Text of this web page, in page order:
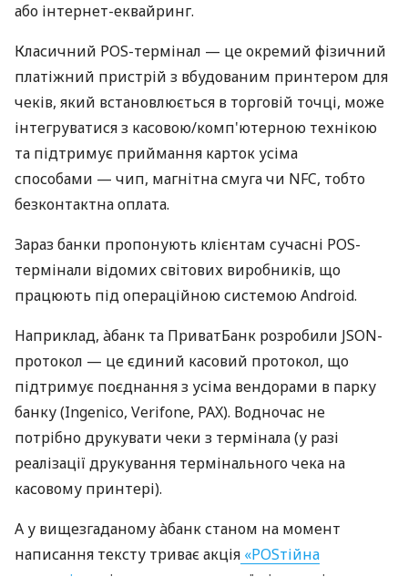
або інтернет-еквайринг.
Класичний POS-термінал — це окремий фізичний
платіжний пристрій з вбудованим принтером для
чеків, який встановлюється в торговій точці, може
інтегруватися з касовою/комп'ютерною технікою
та підтримує приймання карток усіма
способами — чип, магнітна смуга чи NFC, тобто
безконтактна оплата.
Зараз банки пропонують клієнтам сучасні POS-
термінали відомих світових виробників, що
працюють під операційною системою Android.
Наприклад, àбанк та ПриватБанк розробили JSON-
протокол — це єдиний касовий протокол, що
підтримує поєднання з усіма вендорами в парку
банку (Ingenico, Verifone, PAX). Водночас не
потрібно друкувати чеки з термінала (у разі
реалізації друкування термінального чека на
касовому принтері).
А у вищезгаданому àбанк станом на момент
написання тексту триває акція «POSтійна